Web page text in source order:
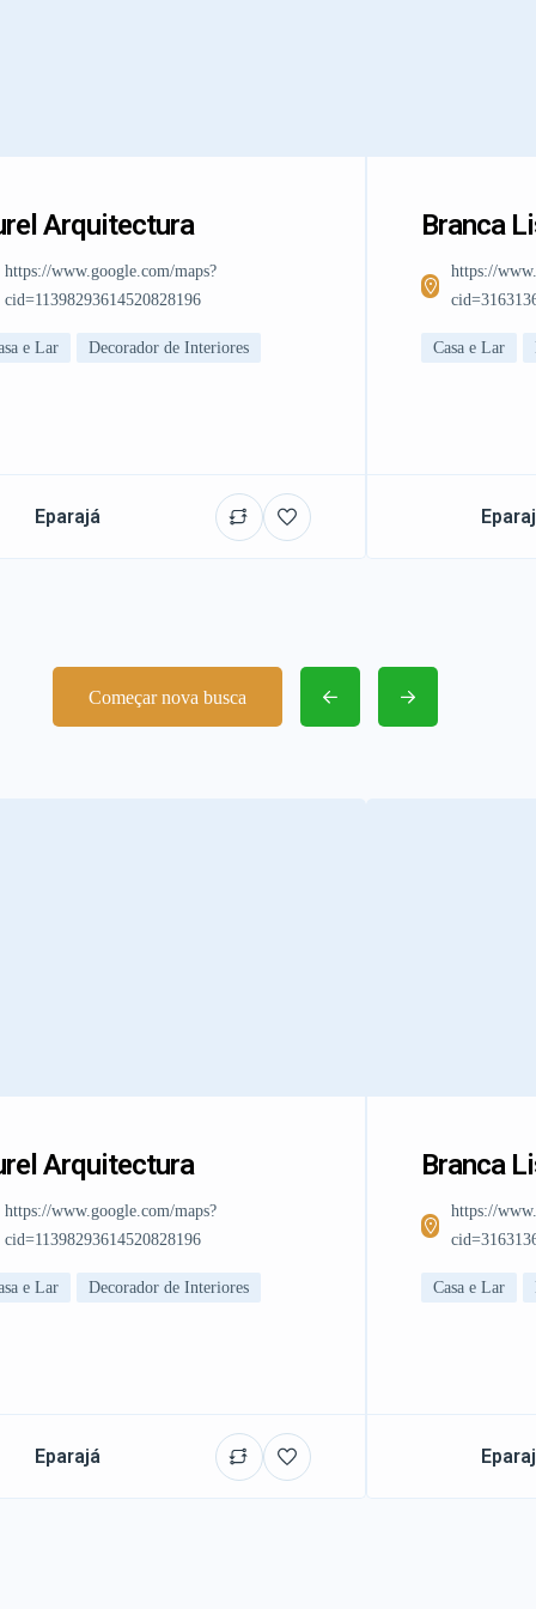
Arquitectura
https://www.google.com/maps?
cid=11398293614520828196
e Lar Decorador de Interiores
Eparajá
Branca
https://
Casa e Lar
Começar nova busca
Arquitectura
https://www.google.com/maps?
cid=11398293614520828196
e Lar Decorador de Interiores
Eparajá
Branca
https://
Casa e Lar